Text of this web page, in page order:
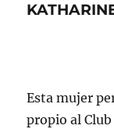
Esta mujer
propio al